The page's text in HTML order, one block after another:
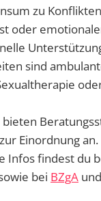
zu
oder
sind
Einordnung
Infos findest du
bei BZgA und